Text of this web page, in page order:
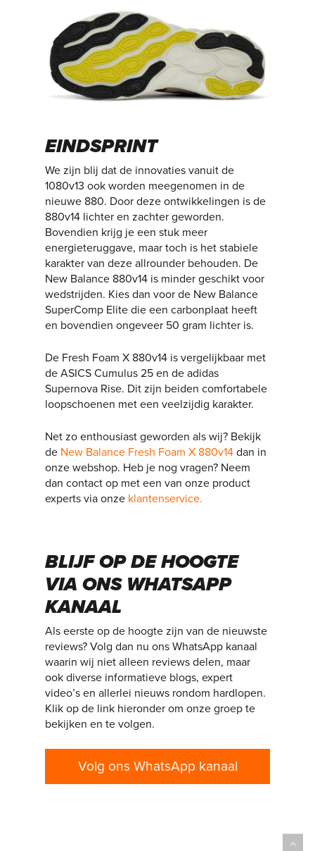
EINDSPRINT
We zijn blij dat de innovaties vanuit de
1080v13 ook worden meegenomen in de
nieuwe 880. Door deze ontwikkelingen is de
880v14 lichter en zachter geworden.
Bovendien krijg je een stuk meer
energieteruggave, maar toch is het stabiele
karakter van deze allrounder behouden. De
New Balance 880v14 is minder geschikt voor
wedstrijden. Kies dan voor de New Balance
SuperComp Elite die een carbonplaat heeft
en bovendien ongeveer 50 gram lichter is.
De Fresh Foam X 880v14 is vergelijkbaar met
de ASICS Cumulus 25 en de adidas
Supernova Rise. Dit zijn beiden comfortabele
loopschoenen met een veelzijdig karakter.
Net zo enthousiast geworden als wij? Bekijk
de New Balance Fresh Foam X 880v14 dan in
onze webshop. Heb je nog vragen? Neem
dan contact op met een van onze product
experts via onze klantenservice.
BLIJF OP DE HOOGTE
VIA ONS WHATSAPP
KANAAL
Als eerste op de hoogte zijn van de nieuwste
reviews? Volg dan nu ons WhatsApp kanaal
waarin wij niet alleen reviews delen, maar
ook diverse informatieve blogs, expert
video’s en allerlei nieuws rondom hardlopen.
Klik op de link hieronder om onze groep te
bekijken en te volgen.
Volg ons WhatsApp kanaal